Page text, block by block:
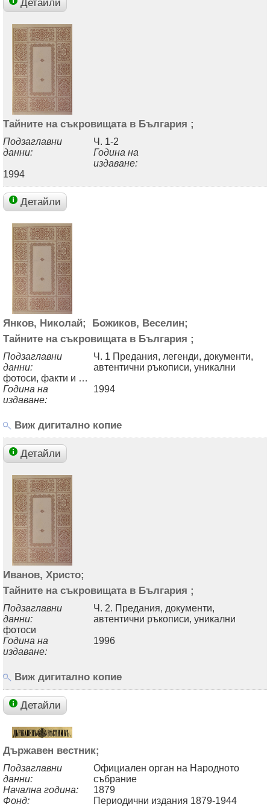
Тайните на съкровищата в България ;
Подзаглавни
данни:
Ч. 1-2
Година на
издаване:
1994
Детайли
Янков, Николай; Божиков, Веселин;
Тайните на съкровищата в България ;
Подзаглавни
данни:
Ч. 1 Предания, легенди, документи,
автентични ръкописи, уникални
фотоси, факти и …
Година на
издаване:
1994
Виж дигитално копие
Детайли
Иванов, Христо;
Тайните на съкровищата в България ;
Подзаглавни
данни:
Ч. 2. Предания, документи,
автентични ръкописи, уникални
фотоси
Година на
издаване:
1996
Виж дигитално копие
Детайли
Държавен вестник;
Подзаглавни
данни:
Официален орган на Народното
събрание
Начална година:
1879
Фонд:
Периодични издания 1879-1944